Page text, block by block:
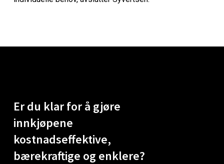
Erdu klarforå gjøre
innkjøpene
kostnadseffektive,
bærekraftige og enklere?